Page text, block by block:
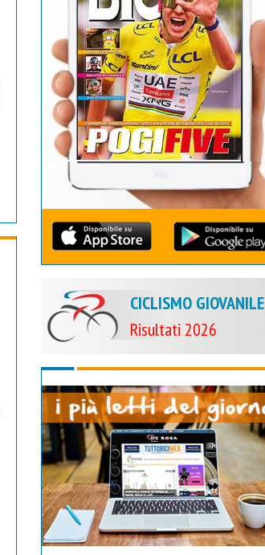
CICLISMO GIOVANILE
Risultati 2026